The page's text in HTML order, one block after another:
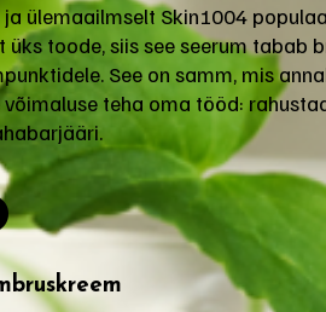
ja ülemaailmselt Skin1004
üks toode, siis see seerum tabab
See on samm, mis
võimaluse teha oma tööd: